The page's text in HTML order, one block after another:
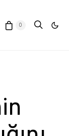
0